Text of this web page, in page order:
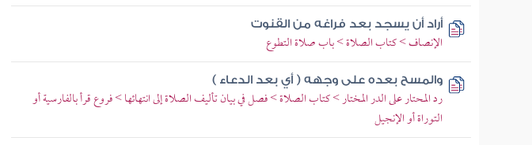
أراد أن يسجد بعد فراغه من القنوت
الإنصاف > كتاب الصلاة > باب صلاة التطوع
والمسح بعده على وجهه ( أي بعد الدعاء )
رد المحتار على الدر المختار > كتاب الصلاة > فصل في بيان تأليف الصلاة إلى انتهائها > فروع قرأ بالفارسية أو
التوراة أو الإنجيل